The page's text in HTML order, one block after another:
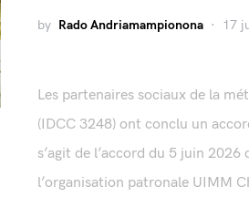
by Rado Andriamampionona 17
Les partenaires sociaux de la
(IDCC 3248) ont conclu un
s’agit de l’accord du 5 juin 2026
l’organisation patronale UIMM